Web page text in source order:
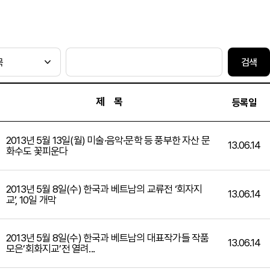
제 목 등록일
2013년 5월 13일(월) 미술·음악·문학 등 풍부한 자산 문
화수도 꽃피운다
13.06.14
2013년 5월 8일(수) 한국과 베트남의 교류전 ‘회자지
교’, 10일 개막
13.06.14
2013년 5월 8일(수) 한국과 베트남의 대표작가들 작품
모은’회화지교’전 열려...
13.06.14
검색